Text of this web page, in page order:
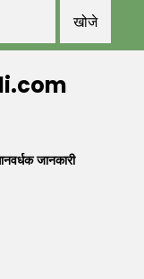
जानकारी